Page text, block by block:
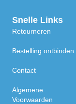
Snelle Links
Retourneren
Bestelling ontbinden
Contact
Algemene
Voorwaarden